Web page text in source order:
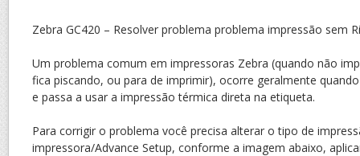
Zebra GC420 – Resolver problema problema impressão sem
Um problema comum em impressoras Zebra (quando não
fica piscando, ou para de imprimir), ocorre geralmente
e passa a usar a impressão térmica direta na etiqueta.
Para corrigir o problema você precisa alterar o tipo de
impressora/Advance Setup, conforme a imagem abaixo,